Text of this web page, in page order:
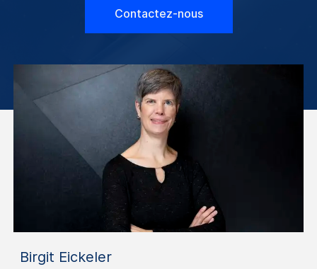
Contactez-nous
Birgit Eickeler